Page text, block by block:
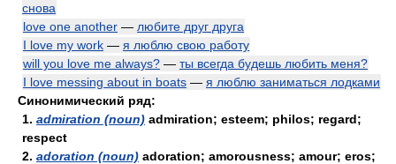
снова
love one another — любите друг друга
I love my work — я люблю свою работу
will you love me always? — ты всегда будешь любить меня?
I love messing about in boats — я люблю заниматься лодками
Синонимический ряд:
1. admiration (noun) admiration; esteem; philos; regard;
respect
2. adoration (noun) adoration; amorousness; amour; eros;